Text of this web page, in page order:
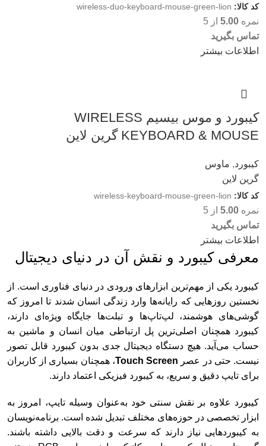
کد کالا: wireless-duo-keyboard-mouse-green-lion
نمره 5.00 از 5
تماس بگیرید
اطلاعات بیشتر
کیبورد و موس بیسیم WIRELESS
KEYBOARD & MOUSE گرین لاین
کیبورد, ماوس
گرین لاین
کد کالا: wireless-keyboard-mouse-green-lion
نمره 5.00 از 5
تماس بگیرید
اطلاعات بیشتر
معرفی کیبورد و نقش آن در دنیای دیجیتال
کیبورد یکی از مهم‌ترین ابزارهای ورودی در دنیای فناوری است. از
نخستین روزهایی که رایانه‌ها وارد زندگی انسان شدند تا امروز که
گوشی‌های هوشمند، لپ‌تاپ‌ها و تبلت‌ها جایگاه ویژه‌ای دارند،
کیبورد همچنان اصلی‌ترین پل ارتباطی میان انسان و ماشین به
حساب می‌آید. هیچ دستگاه دیجیتال جدی بدون کیبورد قابل تصور
نیست. حتی در عصر Touch Screen، همچنان بسیاری از کاربران
برای تایپ دقیق و سریع، به کیبورد فیزیکی اعتماد دارند.
کیبورد علاوه بر نقش سنتی خود به‌عنوان وسیله تایپ، امروز به
ابزار تخصصی در حوزه‌های مختلف تبدیل شده است. برنامه‌نویسان
به کیبوردهایی نیاز دارند که سرعت و دقت بالایی داشته باشند.